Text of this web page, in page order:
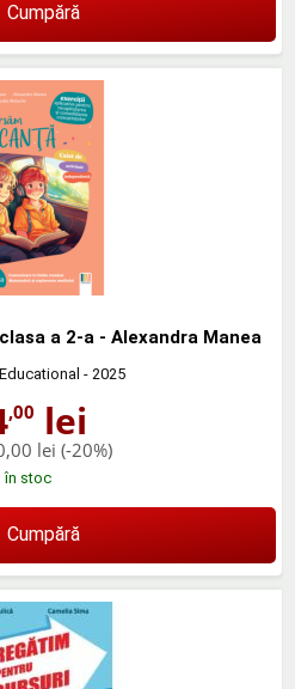
Cumpără
a 2-a - Alexandra Manea
- 2025
,00 lei
lei (-20%)
în stoc
Cumpără